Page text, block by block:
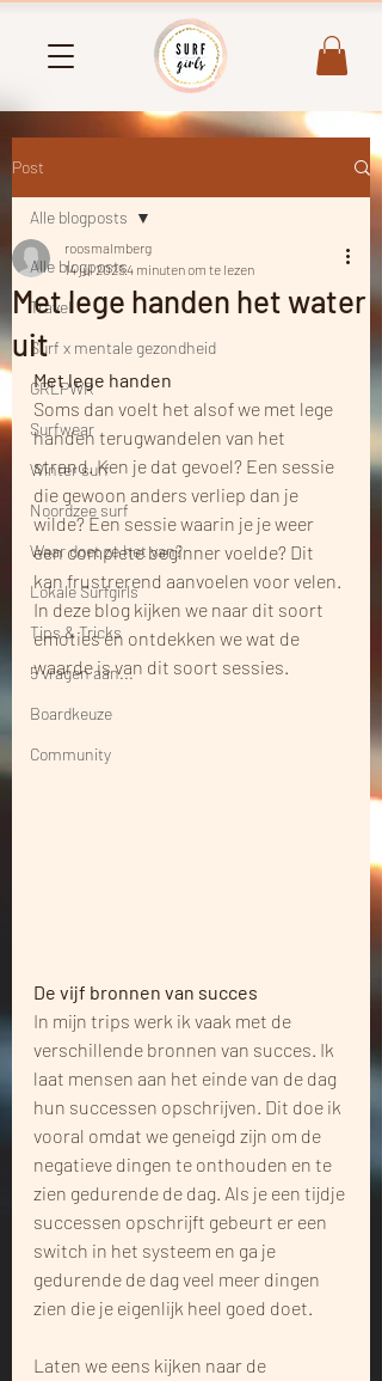
Post
Alle blogposts
Travel
Surf x mentale gezondheid
GRLPWR
Surfwear
Winter surf
Noordzee surf
Waar doet ze het van?
Lokale Surfgirls
Tips & Tricks
5 vragen aan...
Boardkeuze
Community
Alle blogposts
Met lege handen het water
uit
roosmalmberg
14 jul 20254 minuten om te lezen
Met lege handen
Soms dan voelt het alsof we met lege
handen terugwandelen van het
strand. Ken je dat gevoel? Een sessie
die gewoon anders verliep dan je
wilde? Een sessie waarin je je weer
een complete beginner voelde? Dit
kan frustrerend aanvoelen voor velen.
In deze blog kijken we naar dit soort
emoties en ontdekken we wat de
waarde is van dit soort sessies.
De vijf bronnen van succes
In mijn trips werk ik vaak met de
verschillende bronnen van succes. Ik
laat mensen aan het einde van de dag
hun successen opschrijven. Dit doe ik
vooral omdat we geneigd zijn om de
negatieve dingen te onthouden en te
zien gedurende de dag. Als je een tijdje
successen opschrijft gebeurt er een
switch in het systeem en ga je
gedurende de dag veel meer dingen
zien die je eigenlijk heel goed doet.
Laten we eens kijken naar de